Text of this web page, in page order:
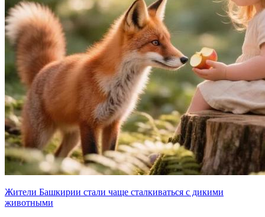
Жители Башкирии стали чаще сталкиваться с дикими
животными